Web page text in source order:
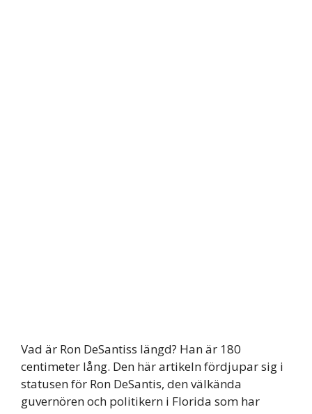
Vad är Ron DeSantiss längd? Han är 180
centimeter lång. Den här artikeln fördjupar sig i
statusen för Ron DeSantis, den välkända
guvernören och politikern i Florida som har